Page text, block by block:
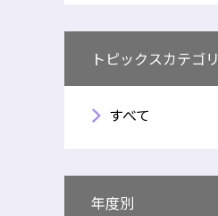
トピックスカテゴリ
すべて
年度別